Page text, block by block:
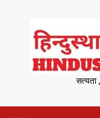
content
सत्यता